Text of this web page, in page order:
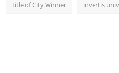
title of City Winner invertis